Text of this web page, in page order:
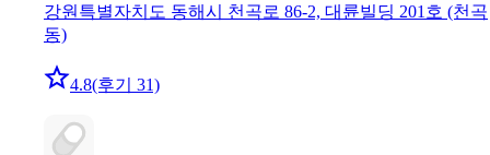
강원특별자치도 동해시 천곡로 86-2, 대륜빌딩 201호 (천곡
동)
4.8(후기 31)